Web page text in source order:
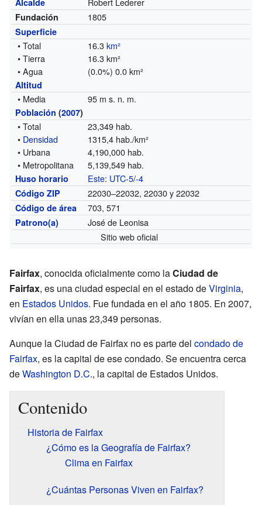
Fundación 1805
Superficie
• Total 16.3km²
• Tierra
16.3 km²
• Agua
(0.0%) 0.0 km²
Altitud
• Media 95 m s. n. m.
Población (2007)
• Total
23,349 hab.
• Densidad
1315,4 hab./km²
• Urbana
4,190,000 hab.
• Metropolitana
5,139,549 hab.
Huso horario Este: UTC-5/-4
Código ZIP 22030–22032, 22030 y 22032
Código de área 703, 571
Patrono(a)
José de Leonisa
Sitio web oficial
Fairfax, conocida oficialmente como laCiudad de
Fairfax, es una ciudad especial en el estado deVirginia,
en Estados Unidos. Fue fundada en el año 1805. En 2007,
vivían en ella unas 23,349 personas.
Aunque la Ciudad de Fairfax no es parte del condado de
Fairfax, es la capital de ese condado. Se encuentra cerca
deWashington D.C., la capital de Estados Unidos.
Contenido
Historia de Fairfax
¿Cómo es la Geografía de Fairfax?
Clima en Fairfax
¿Cuántas Personas Viven en Fairfax?